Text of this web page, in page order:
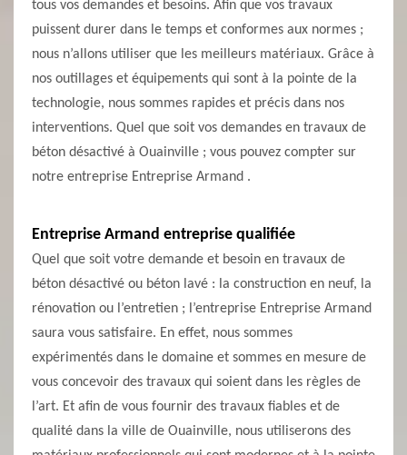
tous vos demandes et besoins. Afin que vos travaux
puissent durer dans le temps et conformes aux normes ;
nous n’allons utiliser que les meilleurs matériaux. Grâce à
nos outillages et équipements qui sont à la pointe de la
technologie, nous sommes rapides et précis dans nos
interventions. Quel que soit vos demandes en travaux de
béton désactivé à Ouainville ; vous pouvez compter sur
notre entreprise Entreprise Armand .
Entreprise Armand entreprise qualifiée
Quel que soit votre demande et besoin en travaux de
béton désactivé ou béton lavé : la construction en neuf, la
rénovation ou l’entretien ; l’entreprise Entreprise Armand
saura vous satisfaire. En effet, nous sommes
expérimentés dans le domaine et sommes en mesure de
vous concevoir des travaux qui soient dans les règles de
l’art. Et afin de vous fournir des travaux fiables et de
qualité dans la ville de Ouainville, nous utiliserons des